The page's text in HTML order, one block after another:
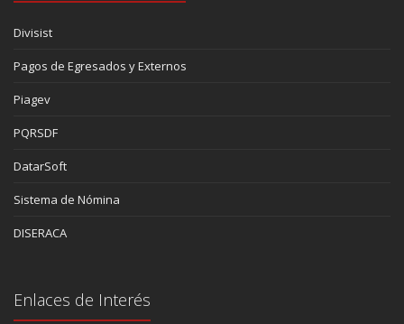
Divisist
Pagos de Egresados y Externos
Piagev
PQRSDF
DatarSoft
Sistema de Nómina
DISERACA
Enlaces de Interés